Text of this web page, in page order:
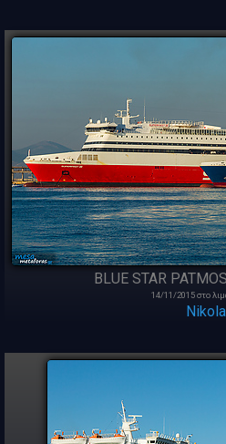
BLUE STAR
14/11/2015 στο